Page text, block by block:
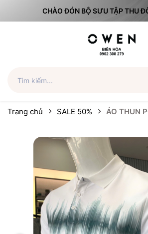
CHÀO ĐÓN BỘ SƯU TẬP THU
Trang chủ SALE 50% ÁO THUN